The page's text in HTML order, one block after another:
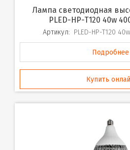
Лампа светодиодная высокой мощности
PLED-HP-T120 40w
Артикул: PLED-HP-T120
Подробнее
Купить